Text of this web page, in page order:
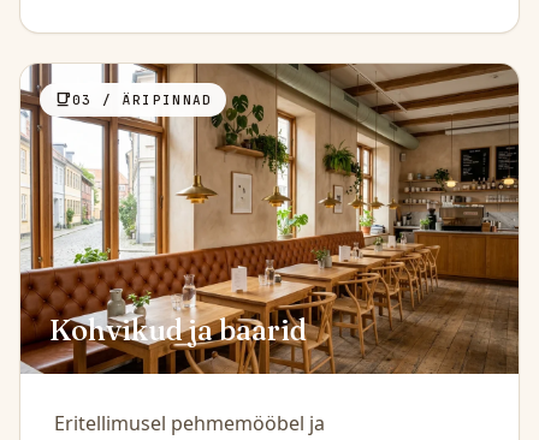
local_cafe03 / ÄRIPINNAD
Kohvikud ja baarid
Eritellimusel pehmemööbel ja